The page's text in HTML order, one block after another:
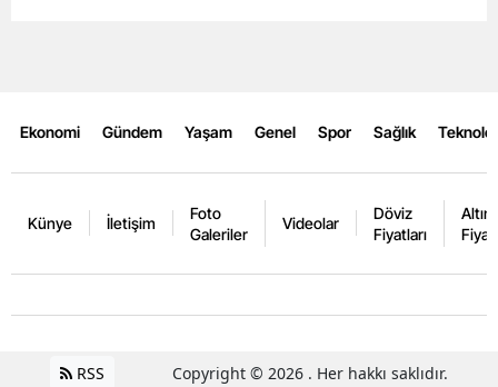
Ekonomi Gündem Yaşam Genel Spor Sağlık
Künye İletişim
Foto
Galeriler
Videolar
Döviz
Fiyatları
Altın
RSS Copyright © 2026 . Her hakkı saklıdır.